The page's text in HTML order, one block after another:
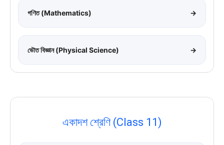
গণিত (Mathematics) →
ভৌত বিজ্ঞান (Physical Science) →
একাদশ শ্রেণি (Class 11)